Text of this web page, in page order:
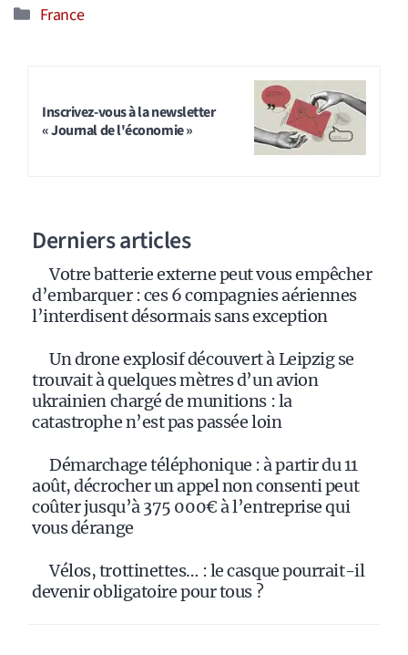
Catégories
France
Inscrivez-vous à la newsletter
« Journal de l'économie »
Derniers articles
Votre batterie externe peut vous empêcher
d’embarquer : ces 6 compagnies aériennes
l’interdisent désormais sans exception
Un drone explosif découvert à Leipzig se
trouvait à quelques mètres d’un avion
ukrainien chargé de munitions : la
catastrophe n’est pas passée loin
Démarchage téléphonique : à partir du 11
août, décrocher un appel non consenti peut
coûter jusqu’à 375 000€ à l’entreprise qui
vous dérange
Vélos, trottinettes… : le casque pourrait-il
devenir obligatoire pour tous ?